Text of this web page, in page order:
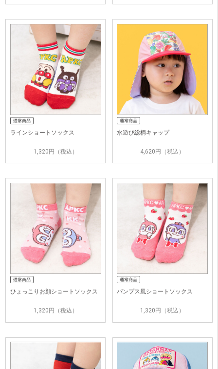
ラインショートソックス
1,320円（税込）
水遊び総柄キャップ
4,620円（税込）
ひょっこりお顔ショートソックス
1,320円（税込）
パンプス風ショートソックス
1,320円（税込）